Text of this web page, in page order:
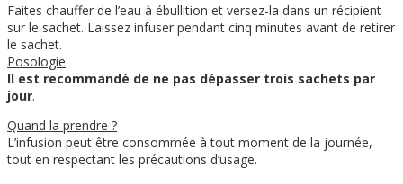
Faites chauffer de l’eau à ébullition et versez-la dans un récipient
sur le sachet. Laissez infuser pendant cinq minutes avant de retirer
le sachet.
Posologie
Il est recommandé de ne pas dépasser trois sachets par
jour.
Quand la prendre ?
L’infusion peut être consommée à tout moment de la journée,
tout en respectant les précautions d’usage.